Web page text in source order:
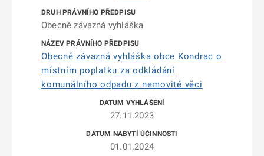
Obecně závazná vyhláška
Obecně závazná vyhláška obce Kondrac o
místním poplatku za odkládání
komunálního odpadu z nemovité věci
27.11.2023
01.01.2024